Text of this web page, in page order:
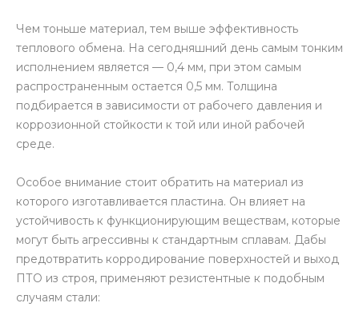
Чем тоньше материал, тем выше эффективность
теплового обмена. На сегодняшний день самым тонким
исполнением является — 0,4 мм, при этом самым
распространенным остается 0,5 мм. Толщина
подбирается в зависимости от рабочего давления и
коррозионной стойкости к той или иной рабочей
среде.
Особое внимание стоит обратить на материал из
которого изготавливается пластина. Он влияет на
устойчивость к функционирующим веществам, которые
могут быть агрессивны к стандартным сплавам. Дабы
предотвратить корродирование поверхностей и выход
ПТО из строя, применяют резистентные к подобным
случаям стали: